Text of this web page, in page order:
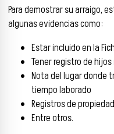
Para demostrar su arraigo,
algunas evidencias como:
Estar incluido en la
Tener registro de
Nota del lugar donde
tiempo laborado
Registros de
Entre otros.